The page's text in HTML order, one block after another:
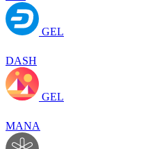
GEL
DASH
GEL
MANA